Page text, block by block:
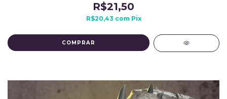
R$21,50
R$20,43 com Pix
COMPRAR